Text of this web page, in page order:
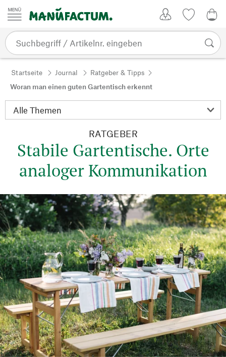
Zum Inhalt springen
Startseite Journal
Ratgeber & Tipps
Woran man einen guten Gartentisch erkennt
RATGEBER
Stabile Gartentische. Orte
analoger Kommunikation